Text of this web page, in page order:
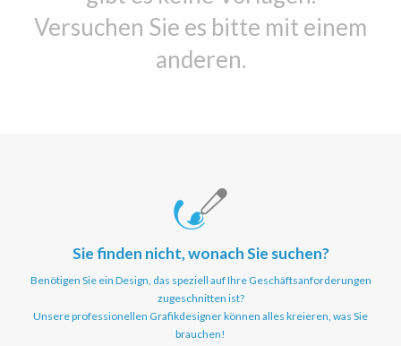
Versuchen Sie es bitte mit einem
anderen.
Sie finden nicht, wonach Sie suchen?
Benötigen Sie ein Design, das speziell auf Ihre Geschäftsanforderungen
zugeschnitten ist?
Unsere professionellen Grafikdesigner können alles kreieren, was Sie
brauchen!